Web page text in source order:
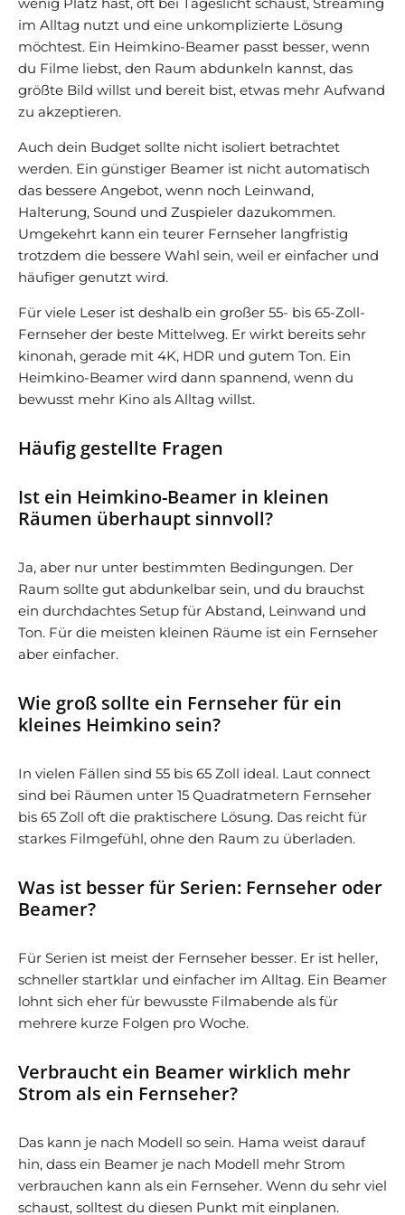
wenig Platz hast, oft bei Tageslicht schaust, Streaming
im Alltag nutzt und eine unkomplizierte Lösung
möchtest. Ein Heimkino-Beamer passt besser, wenn
du Filme liebst, den Raum abdunkeln kannst, das
größte Bild willst und bereit bist, etwas mehr Aufwand
zu akzeptieren.
Auch dein Budget sollte nicht isoliert betrachtet
werden. Ein günstiger Beamer ist nicht automatisch
das bessere Angebot, wenn noch Leinwand,
Halterung, Sound und Zuspieler dazukommen.
Umgekehrt kann ein teurer Fernseher langfristig
trotzdem die bessere Wahl sein, weil er einfacher und
häufiger genutzt wird.
Für viele Leser ist deshalb ein großer 55- bis 65-Zoll-
Fernseher der beste Mittelweg. Er wirkt bereits sehr
kinonah, gerade mit 4K, HDR und gutem Ton. Ein
Heimkino-Beamer wird dann spannend, wenn du
bewusst mehr Kino als Alltag willst.
Häufig gestellte Fragen
Ist ein Heimkino-Beamer in kleinen
Räumen überhaupt sinnvoll?
Ja, aber nur unter bestimmten Bedingungen. Der
Raum sollte gut abdunkelbar sein, und du brauchst
ein durchdachtes Setup für Abstand, Leinwand und
Ton. Für die meisten kleinen Räume ist ein Fernseher
aber einfacher.
Wie groß sollte ein Fernseher für ein
kleines Heimkino sein?
In vielen Fällen sind 55 bis 65 Zoll ideal. Laut connect
sind bei Räumen unter 15 Quadratmetern Fernseher
bis 65 Zoll oft die praktischere Lösung. Das reicht für
starkes Filmgefühl, ohne den Raum zu überladen.
Was ist besser für Serien: Fernseher oder
Beamer?
Für Serien ist meist der Fernseher besser. Er ist heller,
schneller startklar und einfacher im Alltag. Ein Beamer
lohnt sich eher für bewusste Filmabende als für
mehrere kurze Folgen pro Woche.
Verbraucht ein Beamer wirklich mehr
Strom als ein Fernseher?
Das kann je nach Modell so sein. Hama weist darauf
hin, dass ein Beamer je nach Modell mehr Strom
verbrauchen kann als ein Fernseher. Wenn du sehr viel
schaust, solltest du diesen Punkt mit einplanen.